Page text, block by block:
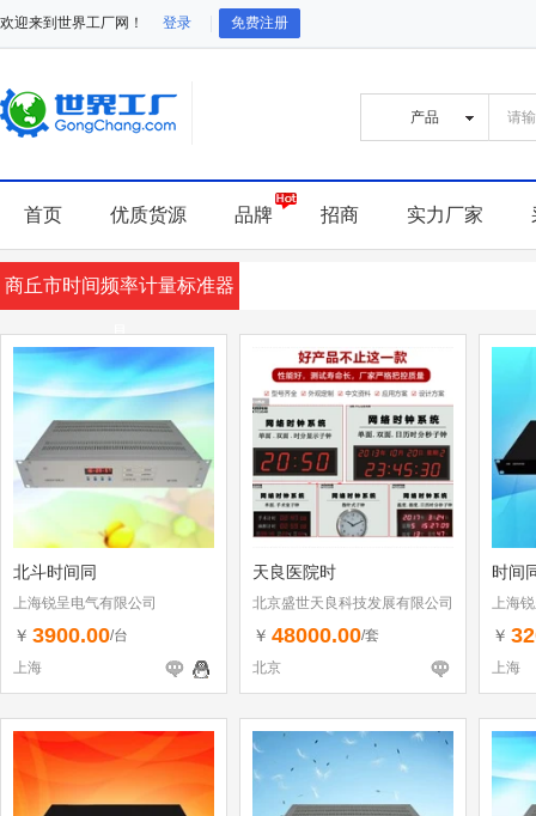
欢迎来到世界工厂网！ 登录 免费注册
首页 优质货源 品牌 招商 实力厂家
商丘市时间频率计量标准器
具
北斗时间同
上海锐呈电气有限公司
￥ 3900.00/台
上海
天良医院时
北京盛世天良科技发展有限公司
￥ 48000.00/套
北京
时间
上海
￥
上海